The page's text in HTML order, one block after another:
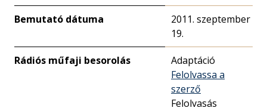
Bemutató dátuma
2011. szeptember
19.
Rádiós műfaji besorolás
Adaptáció
Felolvassa a
szerző
Felolvasás